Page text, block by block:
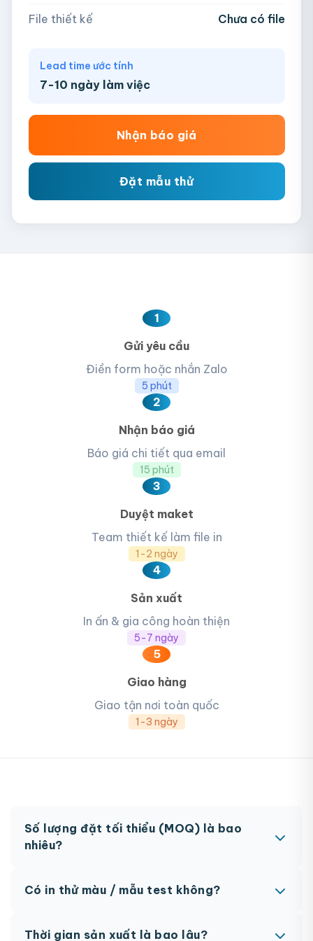
File thiết kế Chưa có file
Lead time ước tính
7-10 ngày làm việc
Nhận báo giá
Đặt mẫu thử
1
Gửi yêu cầu
Điền form hoặc nhắn Zalo
5 phút
2
Nhận báo giá
Báo giá chi tiết qua email
15 phút
3
Duyệt maket
Team thiết kế làm file in
1-2 ngày
4
Sản xuất
In ấn & gia công hoàn thiện
5-7 ngày
5
Giao hàng
Giao tận nơi toàn quốc
1-3 ngày
Số lượng đặt tối thiểu (MOQ) là bao
nhiêu?
đặc biệt có thể có MOQ khác nhau.
Có in thử màu / mẫu test không?
Thời gian sản xuất là bao lâu?